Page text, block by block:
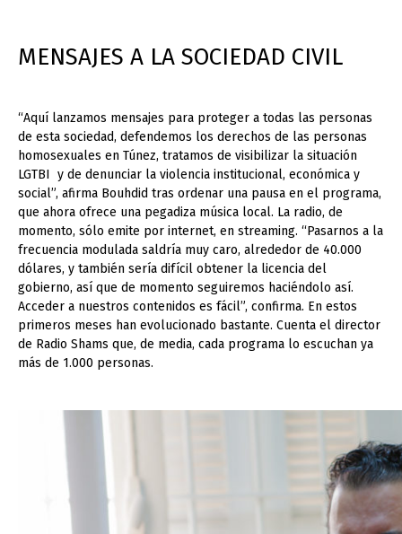
MENSAJES A LA SOCIEDAD CIVIL
“Aquí lanzamos mensajes para proteger a todas las personas
de esta sociedad, defendemos los derechos de las personas
homosexuales en Túnez, tratamos de visibilizar la situación
LGTBI y de denunciar la violencia institucional, económica y
social”, afirma Bouhdid tras ordenar una pausa en el programa,
que ahora ofrece una pegadiza música local. La radio, de
momento, sólo emite por internet, en streaming. “Pasarnos a la
frecuencia modulada saldría muy caro, alrededor de 40.000
dólares, y también sería difícil obtener la licencia del
gobierno, así que de momento seguiremos haciéndolo así.
Acceder a nuestros contenidos es fácil”, confirma. En estos
primeros meses han evolucionado bastante. Cuenta el director
de Radio Shams que, de media, cada programa lo escuchan ya
más de 1.000 personas.